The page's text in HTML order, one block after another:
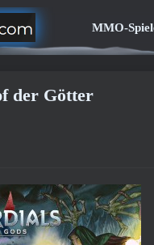
MMO-
der Götter